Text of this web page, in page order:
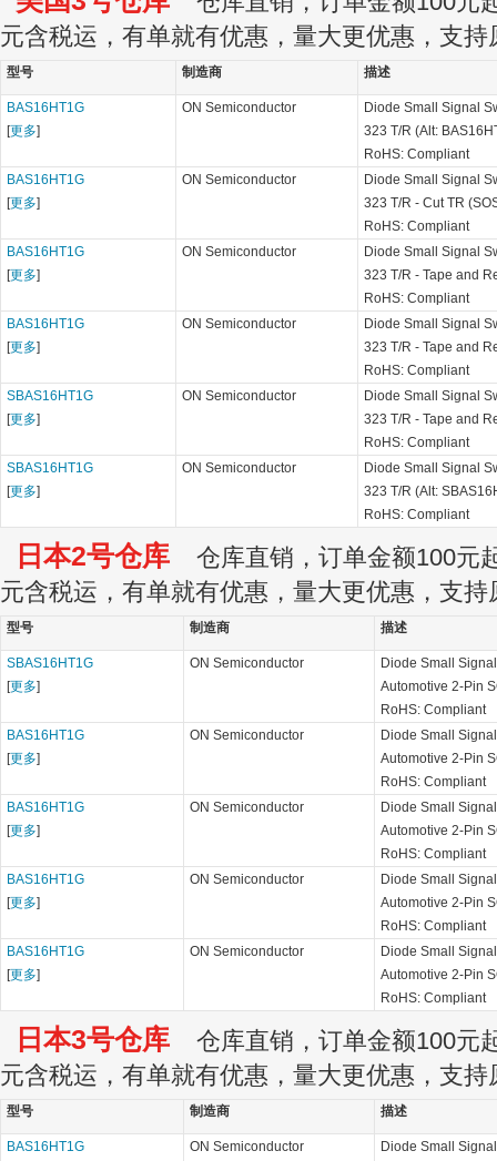
元含税运，有单就有优惠，量大更优惠，支持
型号 制造商 描述
BAS16HT1G
[更多]
ON Semiconductor
Diode Small Signal
323 T/R (Alt:
RoHS: Compliant
BAS16HT1G
[更多]
ON Semiconductor
Diode Small Signal
323 T/R - Cut TR
RoHS: Compliant
BAS16HT1G
[更多]
ON Semiconductor
Diode Small Signal
323 T/R - Tape and
RoHS: Compliant
BAS16HT1G
[更多]
ON Semiconductor
Diode Small Signal
323 T/R - Tape and
RoHS: Compliant
SBAS16HT1G
[更多]
ON Semiconductor
Diode Small Signal
323 T/R - Tape and
RoHS: Compliant
SBAS16HT1G
[更多]
ON Semiconductor
Diode Small Signal
323 T/R (Alt:
RoHS: Compliant
日本2号仓库 仓库直销，订单金额100元
元含税运，有单就有优惠，量大更优惠，支持
型号 制造商 描述
SBAS16HT1G
[更多]
ON Semiconductor
Diode Small
Automotive 2-Pin
RoHS: Compliant
BAS16HT1G
[更多]
ON Semiconductor
Diode Small
Automotive 2-Pin
RoHS: Compliant
BAS16HT1G
[更多]
ON Semiconductor
Diode Small
Automotive 2-Pin
RoHS: Compliant
BAS16HT1G
[更多]
ON Semiconductor
Diode Small
Automotive 2-Pin
RoHS: Compliant
BAS16HT1G
[更多]
ON Semiconductor
Diode Small
Automotive 2-Pin
RoHS: Compliant
日本3号仓库 仓库直销，订单金额100元
元含税运，有单就有优惠，量大更优惠，支持
型号 制造商 描述
BAS16HT1G
ON Semiconductor
Diode Small